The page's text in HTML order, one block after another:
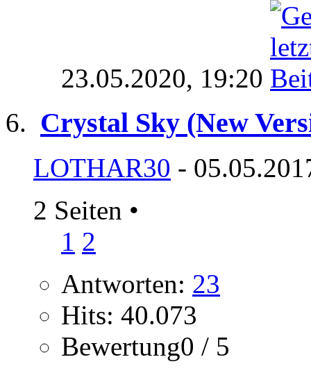
23.05.2020, 19:20
Crystal Sky (New
LOTHAR30 -
2 Seiten •
1 2
Antworten: 23
Hits: 40.073
Bewertung0 / 5